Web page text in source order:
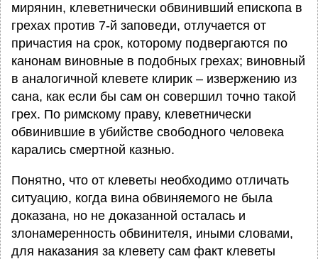
мирянин, клеветнически обвинивший епископа в
грехах против 7-й заповеди, отлучается от
причастия на срок, которому подвергаются по
канонам виновные в подобных грехах; виновный
в аналогичной клевете клирик – извержению из
сана, как если бы сам он совершил точно такой
грех. По римскому праву, клеветнически
обвинившие в убийстве свободного человека
карались смертной казнью.
Понятно, что от клеветы необходимо отличать
ситуацию, когда вина обвиняемого не была
доказана, но не доказанной осталась и
злонамеренность обвинителя, иными словами,
для наказания за клевету сам факт клеветы